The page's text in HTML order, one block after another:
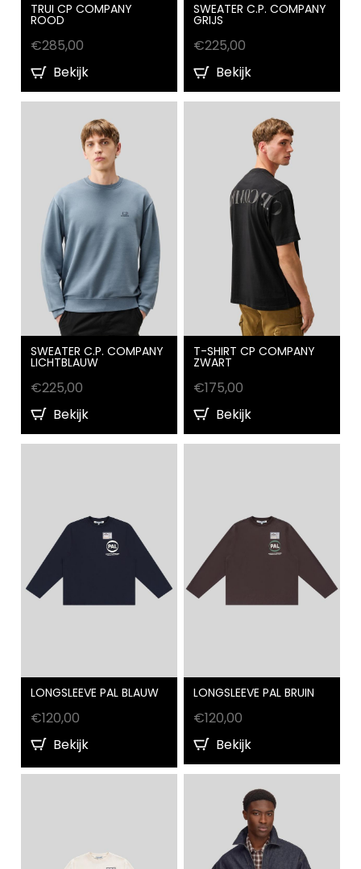
TRUI CP COMPANY
ROOD
€285,00
Bekijk
SWEATER C.P. COMPANY
GRIJS
€225,00
Bekijk
SWEATER C.P. COMPANY
LICHTBLAUW
€225,00
Bekijk
T-SHIRT CP COMPANY
ZWART
€175,00
Bekijk
LONGSLEEVE PAL BLAUW
€120,00
Bekijk
LONGSLEEVE PAL BRUIN
€120,00
Bekijk